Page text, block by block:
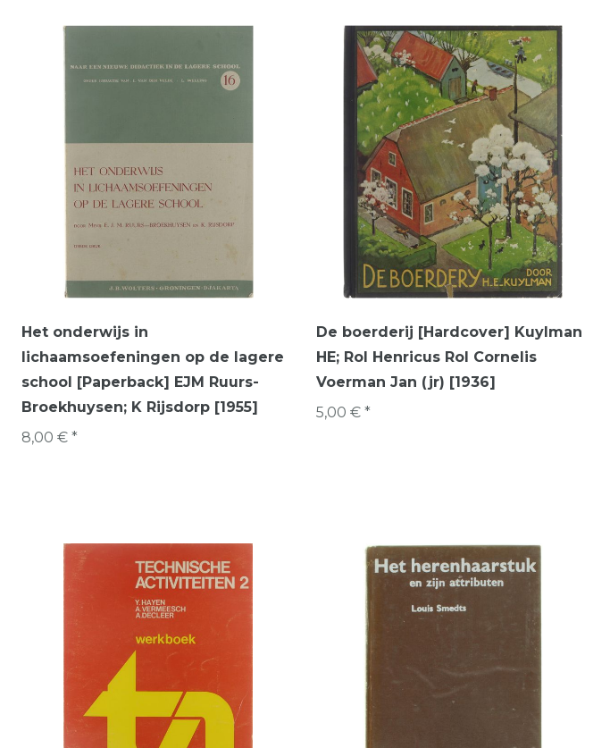
Het onderwijs in
lichaamsoefeningen op de lagere
school [Paperback] EJM Ruurs-
Broekhuysen; K Rijsdorp [1955]
8,00 € *
De boerderij [Hardcover] Kuylman
HE; Rol Henricus Rol Cornelis
Voerman Jan (jr) [1936]
5,00 € *